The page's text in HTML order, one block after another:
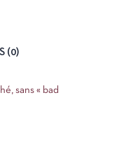
(0)
sans « bad